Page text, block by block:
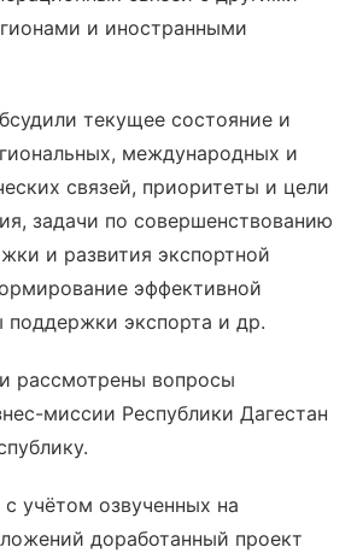
и иностранными
текущее состояние и
международных и
связей, приоритеты и цели
задачи по совершенствованию
и развития экспортной
эффективной
поддержки экспорта и др.
рассмотрены вопросы
миссии Республики Дагестан
учётом озвученных на
доработанный проект